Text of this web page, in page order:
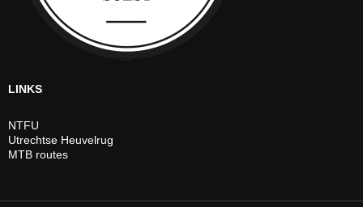
LINKS
NTFU
Utrechtse Heuvelrug
MTB routes